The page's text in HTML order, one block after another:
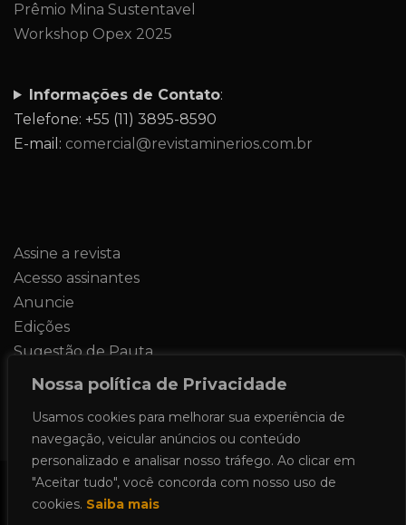
Nossa política de Privacidade
Usamos cookies para melhorar sua experiência de
navegação, veicular anúncios ou conteúdo
personalizado e analisar nosso tráfego. Ao clicar em
"Aceitar tudo", você concorda com nosso uso de
cookies. Saiba mais
Prêmio Mina Sustentavel
Workshop Opex 2025
Informações de Contato:
Telefone: +55 (11) 3895-8590
E-mail: comercial@revistaminerios.com.br
Assine a revista
Acesso assinantes
Anuncie
Edições
Sugestão de Pauta
Contato
Todos os direitos reservados 2024.